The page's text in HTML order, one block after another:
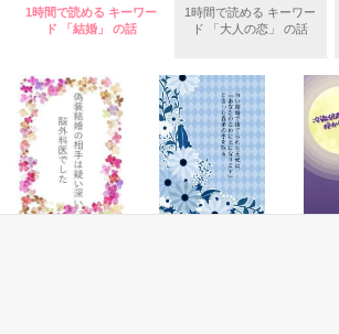
＝＝＝＝＝＝＝＝＝
西園寺　悠生（さいおんじ　ゆう）
＝＝＝＝＝＝＝＝＝
【公開日：2021/01/18】
【完結日：2021/01/22】
各務 大翔（31）
佐伯 美咲（27）
同棲していた彼氏に裏切られ、
住む場所をなくした美咲に手を差し伸べた
エリートパイロットの元彼・大翔だった。
1時間で読める キーワー
ド 「結婚」 の話
1時間で読める キーワー
ド 「大人の恋」 の話